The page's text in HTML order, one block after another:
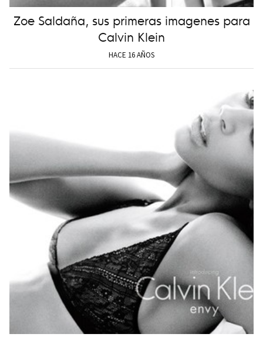
Zoe Saldaña, sus primeras imagenes para
Calvin Klein
HACE 16 AÑOS